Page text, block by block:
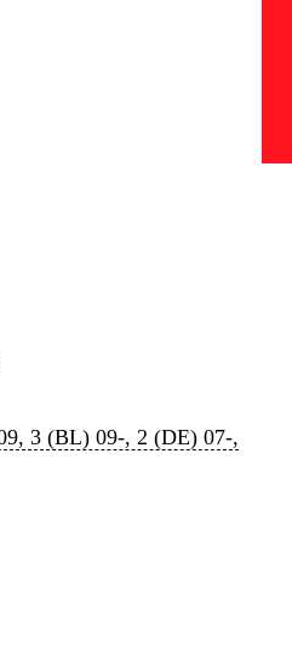
3 (BL) 09-, 2 (DE) 07-,